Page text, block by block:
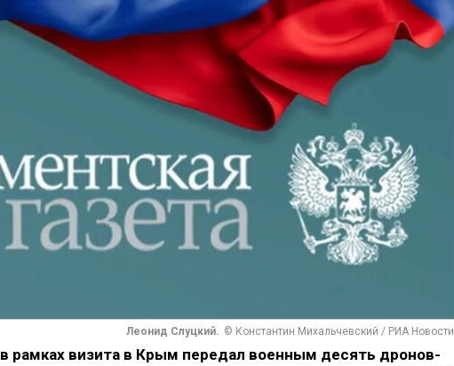
Леонид Слуцкий. © Константин Михальчевский / РИА Новости
в рамках визита в Крым передал военным десять дронов-